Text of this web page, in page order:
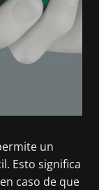
un
Esto significa
caso de que